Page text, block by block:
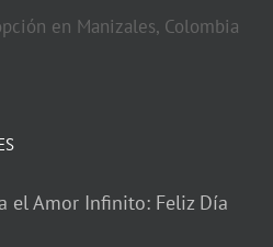
en Manizales, Colombia
el Amor Infinito: Feliz Día